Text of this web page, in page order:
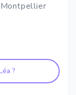
Montpellier
?